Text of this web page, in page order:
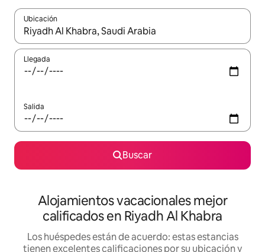
Ubicación
Cuando los resultados estén disponibles, podrás navegar
Llegada
Salida
Buscar
Alojamientos vacacionales mejor
calificados en Riyadh Al Khabra
Los huéspedes están de acuerdo: estas estancias
tienen excelentes calificaciones por su ubicación y